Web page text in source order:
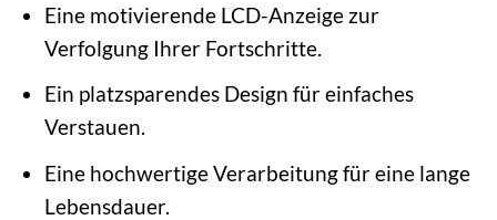
Eine motivierende LCD-Anzeige zur
Verfolgung Ihrer Fortschritte.
Ein platzsparendes Design für einfaches
Verstauen.
Eine hochwertige Verarbeitung für eine lange
Lebensdauer.